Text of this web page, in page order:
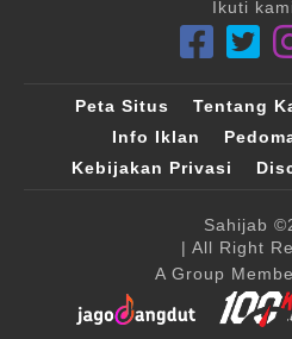
Ikuti
Peta Situs Tentang
Info Iklan
Kebijakan Privasi
Sahijab
| All Right
A Group